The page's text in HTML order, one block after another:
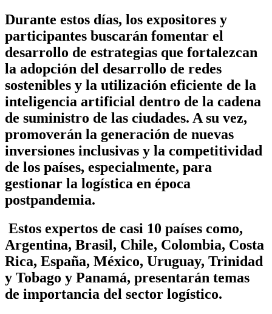
Durante estos días, los expositores y
participantes buscarán fomentar el
desarrollo de estrategias que fortalezcan
la adopción del desarrollo de redes
sostenibles y la utilización eficiente de la
inteligencia artificial dentro de la cadena
de suministro de las ciudades. A su vez,
promoverán la generación de nuevas
inversiones inclusivas y la competitividad
de los países, especialmente, para
gestionar la logística en época
postpandemia.
Estos expertos de casi 10 países como,
Argentina, Brasil, Chile, Colombia, Costa
Rica, España, México, Uruguay, Trinidad
y Tobago y Panamá, presentarán temas
de importancia del sector logístico.